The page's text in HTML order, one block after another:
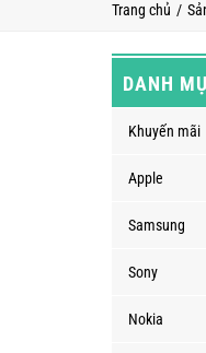
Trang chủ
DANH
Khuyến mãi
Apple
Samsung
Sony
Nokia